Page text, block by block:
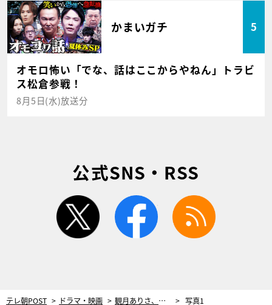
かまいガチ 5
オモロ怖い「でな、話はここからやねん」トラビ
ス松倉参戦！
8月5日(水)放送分
公式SNS・RSS
twitter facebook
テレ朝POST ドラマ・映画 観月ありさ、松岡昌宏と25年ぶりドラマ共演！『家政夫のミタゾノ』第1話に登場 写真1